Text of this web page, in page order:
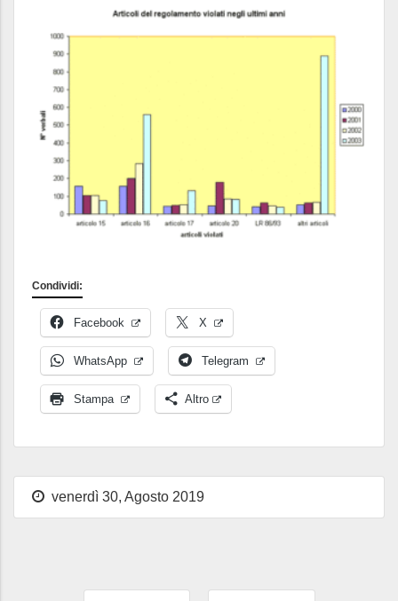
Condividi:
Facebook X
WhatsApp Telegram
Stampa Altro
venerdì 30, Agosto 2019